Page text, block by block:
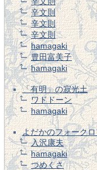
辛文則
辛文則
辛文則
hamagaki
豊田富美子
hamagaki
「有明」の寂光土
ワドドーン
hamagaki
よだかのフォーク
入沢康夫
hamagaki
つめくさ